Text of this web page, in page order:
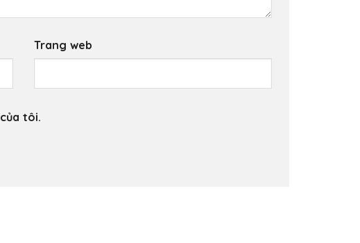
Trang web
tôi.